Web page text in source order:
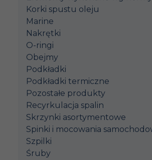
Korki spustu oleju
Marine
Nakrętki
O-ringi
Obejmy
Podkładki
Podkładki termiczne
Pozostałe produkty
Recyrkulacja spalin
Skrzynki asortymentowe
Spinki i mocowania
Szpilki
Śruby